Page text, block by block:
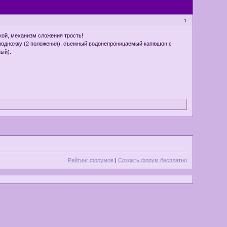
1
механизм сложения трость!
(2 положения), съемный водонепроницаемый капюшон с
Рейтинг форумов| Создать форум бесплатно